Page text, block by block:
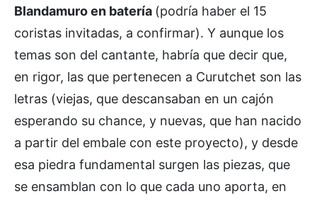
Blandamuro en batería (podría haber el 15
coristas invitadas, a confirmar). Y aunque los
temas son del cantante, habría que decir que,
en rigor, las que pertenecen a Curutchet son las
letras (viejas, que descansaban en un cajón
esperando su chance, y nuevas, que han nacido
a partir del embale con este proyecto), y desde
esa piedra fundamental surgen las piezas, que
se ensamblan con lo que cada uno aporta, en